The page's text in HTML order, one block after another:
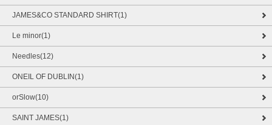
JAMES&CO STANDARD SHIRT(1)
Le minor(1)
Needles(12)
ONEIL OF DUBLIN(1)
orSlow(10)
SAINT JAMES(1)